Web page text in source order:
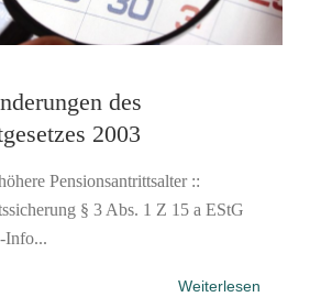
des
2003
Pensionsantrittsalter ::
§ 3 Abs. 1 Z 15 a EStG
Info...
Weiterlesen